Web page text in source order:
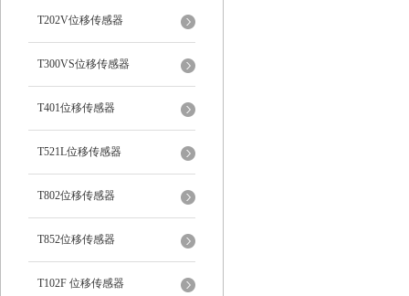
T202V位移传感器
T300VS位移传感器
T401位移传感器
T521L位移传感器
T802位移传感器
T852位移传感器
T102F 位移传感器